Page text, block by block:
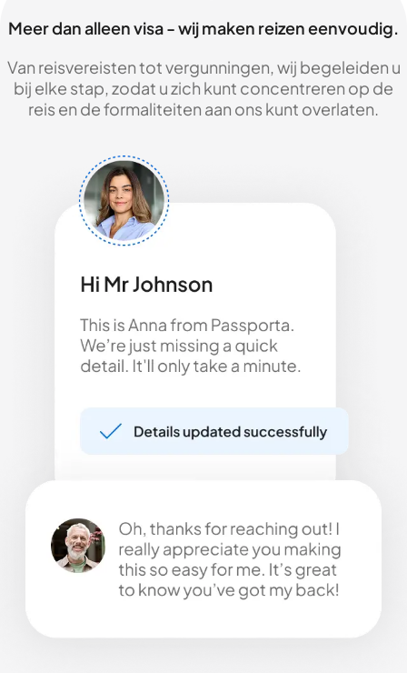
Meer dan alleen visa - wij maken reizen eenvoudig.
Van reisvereisten tot vergunningen, wij begeleiden u
bij elke stap, zodat u zich kunt concentreren op de
reis en de formaliteiten aan ons kunt overlaten.